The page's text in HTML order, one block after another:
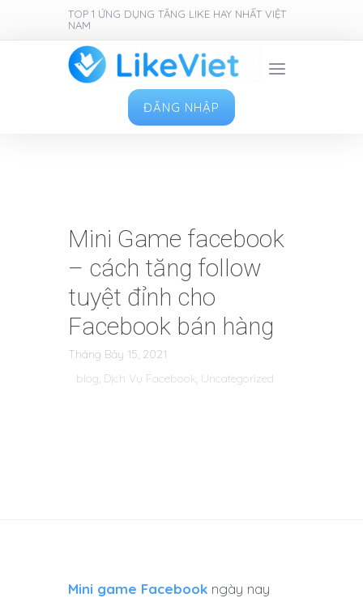
TOP 1 ỨNG DỤNG TĂNG LIKE HAY NHẤT VIỆT
NAM
ĐĂNG NHẬP
Mini Game facebook
– cách tăng follow
tuyệt đỉnh cho
Facebook bán hàng
Tháng Bảy 15, 2021
blog, Dịch Vụ Facebook, Uncategorized
Mini game Facebook ngày nay